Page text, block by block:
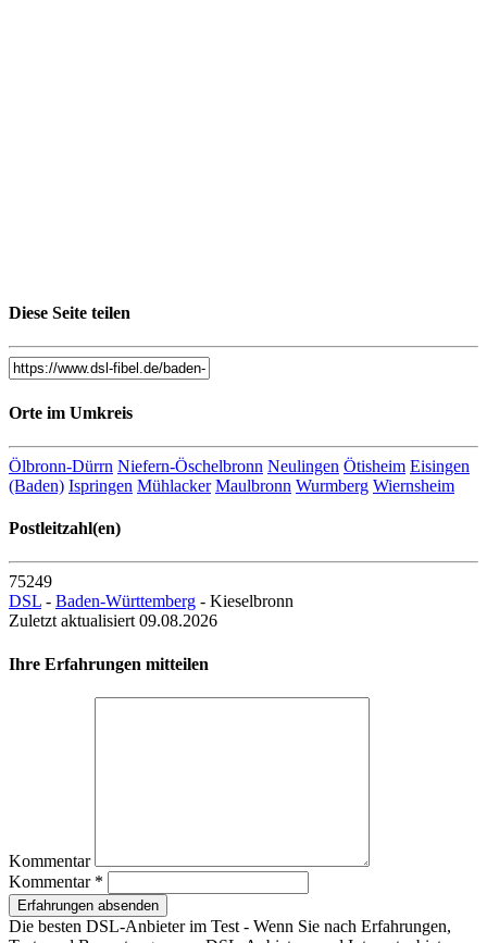
Diese Seite teilen
Orte im Umkreis
Ölbronn-Dürrn Niefern-Öschelbronn Neulingen Ötisheim Eisingen
(Baden) Ispringen Mühlacker Maulbronn Wurmberg Wiernsheim
Postleitzahl(en)
75249
DSL - Baden-Württemberg - Kieselbronn
Zuletzt aktualisiert 09.08.2026
Ihre Erfahrungen mitteilen
Kommentar
Kommentar *
Erfahrungen absenden
Die besten DSL-Anbieter im Test - Wenn Sie nach Erfahrungen,